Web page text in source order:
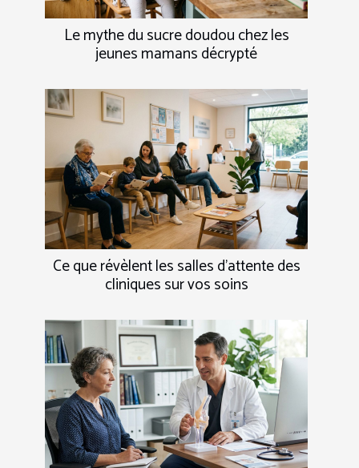
Le mythe du sucre doudou chez les
jeunes mamans décrypté
Ce que révèlent les salles d’attente des
cliniques sur vos soins